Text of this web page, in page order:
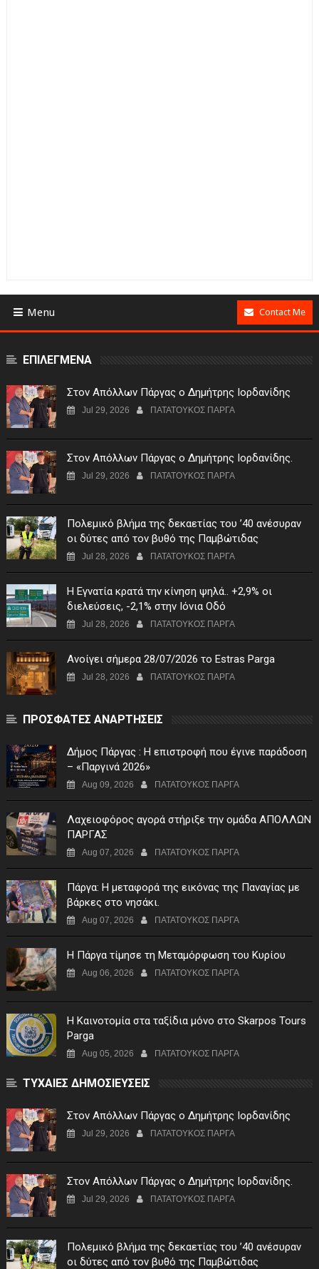
Menu Contact Me
ΕΠΙΛΕΓΜΕΝΑ
Στον Απόλλων Πάργας ο Δημήτρης Ιορδανίδης
Jul 29, 2026 ΠΑΤΑΤΟΥΚΟΣ ΠΑΡΓΑ
Στον Απόλλων Πάργας ο Δημήτρης Ιορδανίδης.
Jul 29, 2026 ΠΑΤΑΤΟΥΚΟΣ ΠΑΡΓΑ
Πολεμικό βλήμα της δεκαετίας του ’40 ανέσυραν
οι δύτες από τον βυθό της Παμβώτιδας
Jul 28, 2026 ΠΑΤΑΤΟΥΚΟΣ ΠΑΡΓΑ
Η Εγνατία κρατά την κίνηση ψηλά.. +2,9% οι
διελεύσεις, -2,1% στην Ιόνια Οδό
Jul 28, 2026 ΠΑΤΑΤΟΥΚΟΣ ΠΑΡΓΑ
Ανοίγει σήμερα 28/07/2026 το Estras Parga
Jul 28, 2026 ΠΑΤΑΤΟΥΚΟΣ ΠΑΡΓΑ
ΠΡΟΣΦΑΤΕΣ ΑΝΑΡΤΗΣΕΙΣ
Δήμος Πάργας : Η επιστροφή που έγινε παράδοση
– «Παργινά 2026»
Aug 09, 2026 ΠΑΤΑΤΟΥΚΟΣ ΠΑΡΓΑ
Λαχειοφόρος αγορά στήριξε την ομάδα ΑΠΟΛΛΩΝ
ΠΑΡΓΑΣ
Aug 07, 2026 ΠΑΤΑΤΟΥΚΟΣ ΠΑΡΓΑ
Πάργα: Η μεταφορά της εικόνας της Παναγίας με
βάρκες στο νησάκι.
Aug 07, 2026 ΠΑΤΑΤΟΥΚΟΣ ΠΑΡΓΑ
Η Πάργα τίμησε τη Μεταμόρφωση του Κυρίου
Aug 06, 2026 ΠΑΤΑΤΟΥΚΟΣ ΠΑΡΓΑ
Η Καινοτομία στα ταξίδια μόνο στο Skarpos Tours
Parga
Aug 05, 2026 ΠΑΤΑΤΟΥΚΟΣ ΠΑΡΓΑ
ΤΥΧΑΙΕΣ ΔΗΜΟΣΙΕΥΣΕΙΣ
Στον Απόλλων Πάργας ο Δημήτρης Ιορδανίδης
Jul 29, 2026 ΠΑΤΑΤΟΥΚΟΣ ΠΑΡΓΑ
Στον Απόλλων Πάργας ο Δημήτρης Ιορδανίδης.
Jul 29, 2026 ΠΑΤΑΤΟΥΚΟΣ ΠΑΡΓΑ
Πολεμικό βλήμα της δεκαετίας του ’40 ανέσυραν
οι δύτες από τον βυθό της Παμβώτιδας